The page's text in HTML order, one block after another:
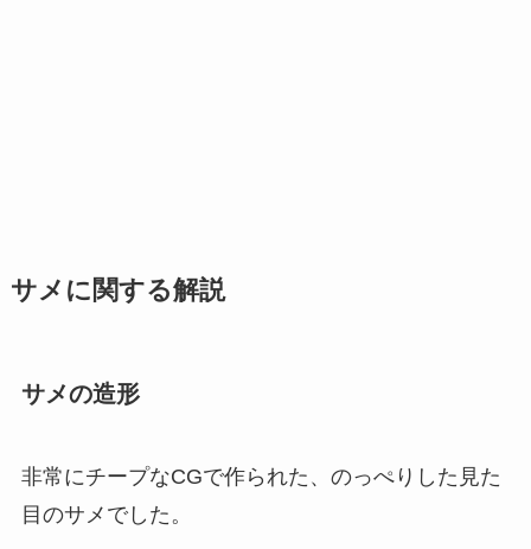
サメに関する解説
サメの造形
非常にチープなCGで作られた、のっぺりした見た
目のサメでした。